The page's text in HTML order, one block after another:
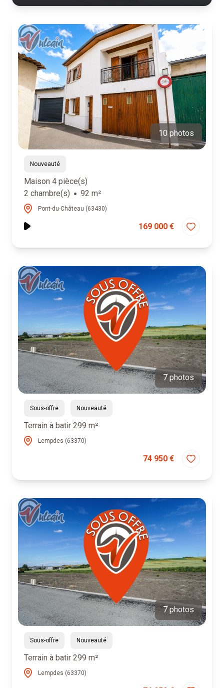
10 photos
Nouveauté
Maison 4 pièce(s)
2 chambre(s)
92 m²
Pont-du-Château (63430)
169 000 €
7 photos
Sous-offre Nouveauté
Terrain à batir 299 m²
Lempdes (63370)
74 950 €
7 photos
Sous-offre Nouveauté
Terrain à batir 299 m²
Lempdes (63370)